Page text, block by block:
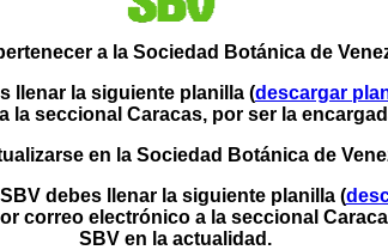
a la Sociedad Botánica de
llenar la siguiente planilla (descargar
seccional Caracas, por ser la
en la Sociedad Botánica de
debes llenar la siguiente planilla (
correo electrónico a la seccional
SBV en la actualidad.